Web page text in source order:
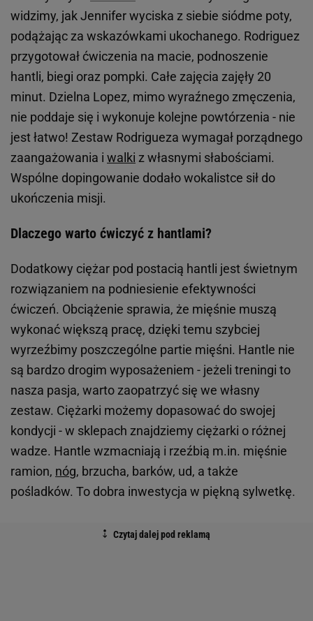
widzimy, jak Jennifer wyciska z siebie siódme poty,
podążając za wskazówkami ukochanego. Rodriguez
przygotował ćwiczenia na macie, podnoszenie
hantli, biegi oraz pompki. Całe zajęcia zajęły 20
minut. Dzielna Lopez, mimo wyraźnego zmęczenia,
nie poddaje się i wykonuje kolejne powtórzenia - nie
jest łatwo! Zestaw Rodrigueza wymagał porządnego
zaangażowania i walki z własnymi słabościami.
Wspólne dopingowanie dodało wokalistce sił do
ukończenia misji.
Dlaczego warto ćwiczyć z hantlami?
Dodatkowy ciężar pod postacią hantli jest świetnym
rozwiązaniem na podniesienie efektywności
ćwiczeń. Obciążenie sprawia, że mięśnie muszą
wykonać większą pracę, dzięki temu szybciej
wyrzeźbimy poszczególne partie mięśni. Hantle nie
są bardzo drogim wyposażeniem - jeżeli treningi to
nasza pasja, warto zaopatrzyć się we własny
zestaw. Ciężarki możemy dopasować do swojej
kondycji - w sklepach znajdziemy ciężarki o różnej
wadze. Hantle wzmacniają i rzeźbią m.in. mięśnie
ramion, nóg, brzucha, barków, ud, a także
pośladków. To dobra inwestycja w piękną sylwetkę.